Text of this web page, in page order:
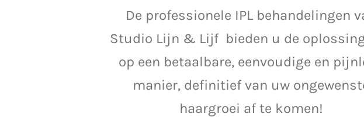
De professionele IPL behandelingen
Studio Lijn & Lijf bieden u de
op een betaalbare, eenvoudige en
manier, definitief van uw
haargroei af te komen!